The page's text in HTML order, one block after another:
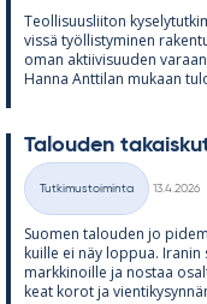
Teol­li­suus­lii­ton
vissä työl­lis­ty­mi­nen
oman ak­tii­vi­suu­den
Hanna Ant­ti­lan mu­kaan
Ta­lou­den
Kategoriat
Tutkimustoiminta
13.4.2026
Suo­men ta­lou­den jo
kuille ei näy lop­pua.
mark­ki­noille ja nos­taa
keat ko­rot ja